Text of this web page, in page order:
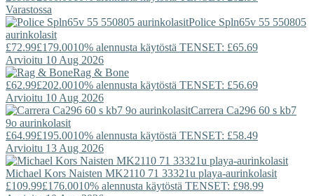
Varastossa
Police Spln65v 55 550805
aurinkolasit
£72.99£179.0010% alennusta käytöstä TENSET: £65.69
Arvioitu 10 Aug 2026
Rag & Bone
£62.99£202.0010% alennusta käytöstä TENSET: £56.69
Arvioitu 10 Aug 2026
Carrera Ca296 60 s kb7
9o aurinkolasit
£64.99£195.0010% alennusta käytöstä TENSET: £58.49
Arvioitu 13 Aug 2026
Michael Kors Naisten MK2110 71 33321u playa-aurinkolasit
£109.99£176.0010% alennusta käytöstä TENSET: £98.99